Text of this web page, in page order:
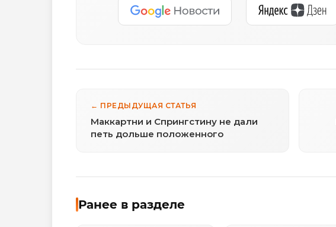
← ПРЕДЫДУЩАЯ СТАТЬЯ
Маккартни и Спрингстину не дали
петь дольше положенного
Ранее в разделе